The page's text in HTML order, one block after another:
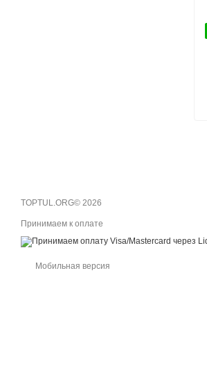
TOPTUL.ORG© 2026
Принимаем к оплате
Мобильная версия